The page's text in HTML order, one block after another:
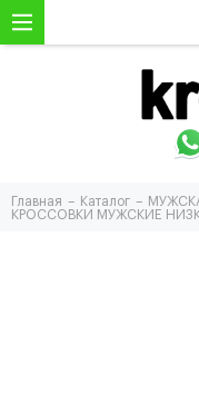
Главная Каталог
КРОССОВКИ МУЖСКИЕ